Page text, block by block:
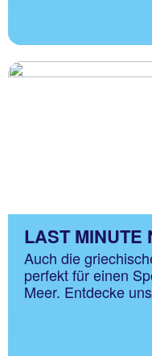
LAST MINUTE
Auch die
perfekt für einen
Meer. Entdecke